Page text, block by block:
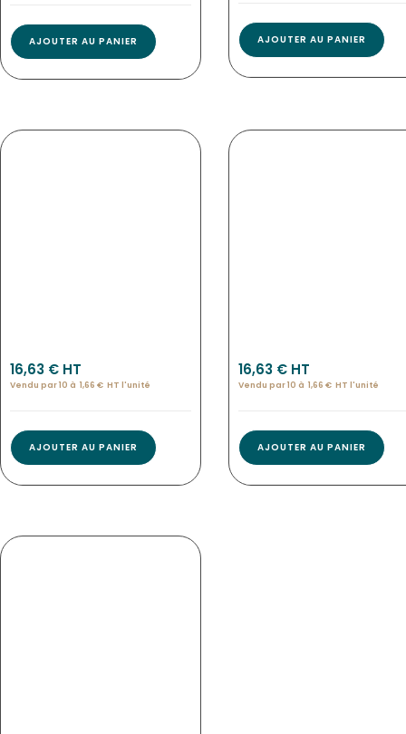
AJOUTER AU PANIER AJOUTER AU PANIER
16,63 € HT
Vendu par 10 à 1,66 € HT l'unité
AJOUTER AU PANIER
16,63 € HT
Vendu par 10 à 1,66 € HT l'unité
AJOUTER AU PANIER